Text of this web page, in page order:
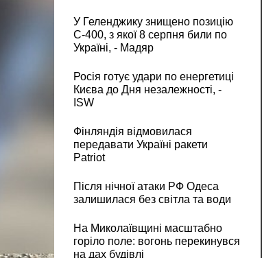
У Геленджику знищено позицію
С-400, з якої 8 серпня били по
Україні, - Мадяр
Росія готує удари по енергетиці
Києва до Дня незалежності, -
ISW
Фінляндія відмовилася
передавати Україні ракети
Patriot
Після нічної атаки РФ Одеса
залишилася без світла та води
На Миколаївщині масштабно
горіло поле: вогонь перекинувся
на дах будівлі